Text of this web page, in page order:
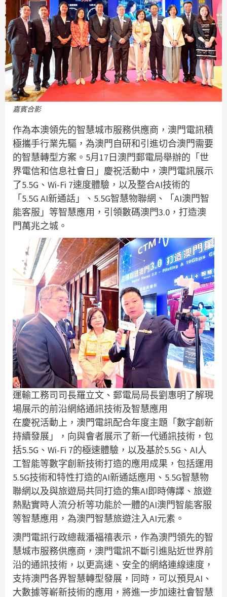
嘉賓合影
作為本澳領先的智慧城市服務供應商，澳門電訊積
極攜手行業先驅，為澳門自研和引進切合澳門需要
的智慧轉型方案。5月17日澳門郵電局舉辦的「世
界電信和信息社會日」慶祝活動中，澳門電訊展示
了5.5G、Wi-Fi 7速度體驗，以及整合AI技術的
「5.5G AI新通話」、5.5G智慧物聯網、「AI澳門智
能客服」等智慧應用，引領數碼澳門3.0，打造澳
門萬兆之城。
運輸工務司司長羅立文、郵電局局長劉惠明了解現
場展示的前沿網絡通訊技術及智慧應用
在慶祝活動上，澳門電訊配合年度主題「數字創新
持續發展」，向與會者展示了新一代通訊技術，包
括5.5G、Wi-Fi 7的極速體驗，以及基於5.5G、AI人
工智能等數字創新技術打造的應用成果，包括運用
5.5G技術和特性打造的AI新通話應用、5.5G智慧物
聯網以及與旅遊局共同打造的集AI即時傳譯、旅遊
熱點實時人流分析等功能於一體的AI澳門智能客服
等智慧應用，為澳門智慧旅遊注入AI元素。
澳門電訊行政總裁潘福禧表示，作為澳門領先的智
慧城市服務供應商，澳門電訊不斷引進貼近世界前
沿的通訊技術，以更高速、安全的網絡連線速度，
支持澳門各界智慧轉型發展，同時，可以預見AI、
大數據等嶄新技術的應用，將進一步加速社會智慧